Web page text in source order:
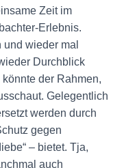
Zeit im
Erlebnis.
wieder mal
Durchblick
der Rahmen,
Gelegentlich
werden durch
gegen
– bietet. Tja,
auch